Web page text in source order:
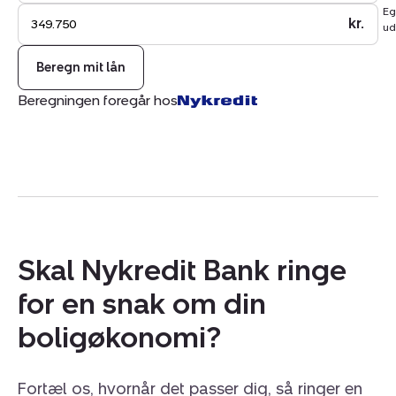
kr.
Beregn mit lån
Beregningen foregår hos
Skal Nykredit Bank ringe
for en snak om din
boligøkonomi?
Fortæl os, hvornår det passer dig, så ringer en